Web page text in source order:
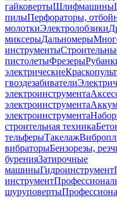
гайковертыШлифмашины
пилыПерфораторы,
молоткиЭлектролобзики
миксерыДальномеры
инструменты
пистолетыФрезеры
электрические
гвоздезабиватели
электроинструмента
электроинструмента
электроинструмента
строительная техника
тельферыТакелаж
вибраторыБензорезы,
буренияЗатирочные
машиныГидроинструмент
инструмент
шуруповерты